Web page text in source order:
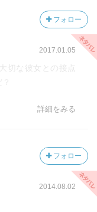
フォロー
2017.01.05
切な彼女との接点
詳細をみる
フォロー
2014.08.02